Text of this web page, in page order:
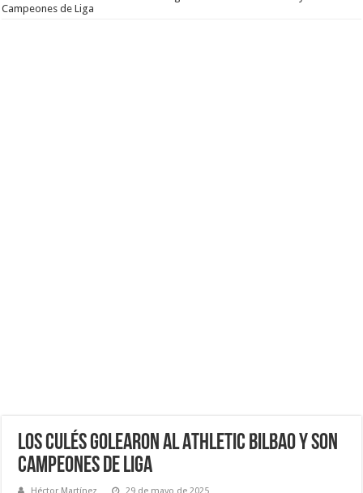
Campeones de Liga
Los Culés golearon al Athletic Bilbao y son
Campeones de Liga
Héctor Martínez
29 de mayo de 2025